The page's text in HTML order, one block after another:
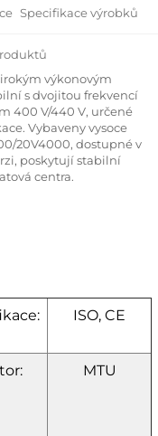
Specifikace výrobků
výkonovým
s dvojitou frekvencí
400 V/440 V, určené
Vybaveny vysoce
20V4000, dostupné v
poskytují stabilní
centra.
ISO, CE
MTU